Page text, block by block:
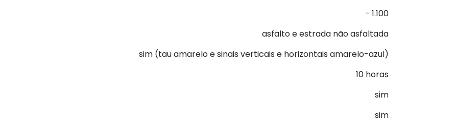
- 1.100
asfalto e estrada não asfaltada
sim (tau amarelo e sinais verticais e horizontais amarelo-azul)
10 horas
sim
sim